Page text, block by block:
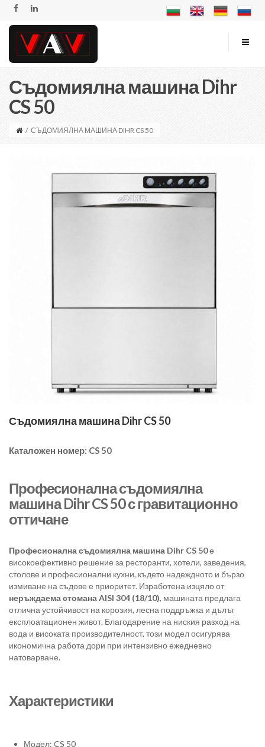
Съдомиялна машина Dihr
CS 50
/ СЪДОМИЯЛНА МАШИНА DIHR CS 50
Съдомиялна машина Dihr CS 50
Каталожен номер: CS 50
Професионална съдомиялна
машина Dihr CS 50 с гравитационно
оттичане
Професионална съдомиялна машина Dihr CS 50е
високоефективно решение за ресторанти, хотели, заведения,
столове и професионални кухни, където надеждното и бързо
измиване на съдове е приоритет. Изработена изцяло от
неръждаема стомана AISI 304 (18/10), машината предлага
отлична устойчивост на корозия, лесна поддръжка и дълъг
експлоатационен живот. Благодарение на ниския разход на
вода и високата производителност, този модел осигурява
икономична работа дори при интензивно ежедневно
натоварване.
Характеристики
Модел: CS 50